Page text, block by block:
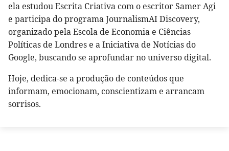
ela estudou Escrita Criativa com o escritor Samer Agi
e participa do programa JournalismAI Discovery,
organizado pela Escola de Economia e Ciências
Políticas de Londres e a Iniciativa de Notícias do
Google, buscando se aprofundar no universo digital.
Hoje, dedica-se a produção de conteúdos que
informam, emocionam, conscientizam e arrancam
sorrisos.